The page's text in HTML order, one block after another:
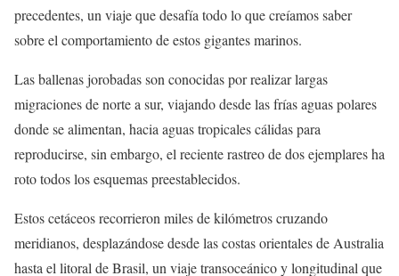
precedentes, un viaje que desafía todo lo que creíamos saber
sobre el comportamiento de estos gigantes marinos.
Las ballenas jorobadas son conocidas por realizar largas
migraciones de norte a sur, viajando desde las frías aguas polares
donde se alimentan, hacia aguas tropicales cálidas para
reproducirse, sin embargo, el reciente rastreo de dos ejemplares ha
roto todos los esquemas preestablecidos.
Estos cetáceos recorrieron miles de kilómetros cruzando
meridianos, desplazándose desde las costas orientales de Australia
hasta el litoral de Brasil, un viaje transoceánico y longitudinal que